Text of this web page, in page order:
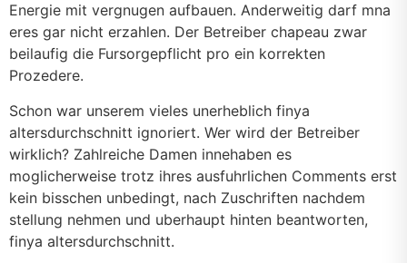
Energie mit vergnugen aufbauen. Anderweitig darf mna
eres gar nicht erzahlen. Der Betreiber chapeau zwar
beilaufig die Fursorgepflicht pro ein korrekten
Prozedere.
Schon war unserem vieles unerheblich finya
altersdurchschnitt ignoriert. Wer wird der Betreiber
wirklich? Zahlreiche Damen innehaben es
moglicherweise trotz ihres ausfuhrlichen Comments erst
kein bisschen unbedingt, nach Zuschriften nachdem
stellung nehmen und uberhaupt hinten beantworten,
finya altersdurchschnitt.